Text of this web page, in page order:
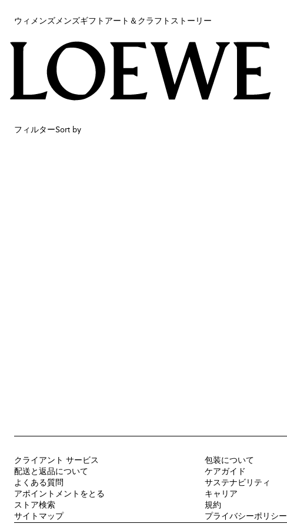
ウィメンズ メンズギフト アート＆クラフト ストーリー
ウィメンズ
アート＆クラフト
フィルターSort by
クライアント サービス
配送と返品について
よくある質問
アポイントメントをとる
ストア検索
サイトマップ
包装について
ケアガイド
サステナビリティ
キャリア
規約
プライバシーポリシー